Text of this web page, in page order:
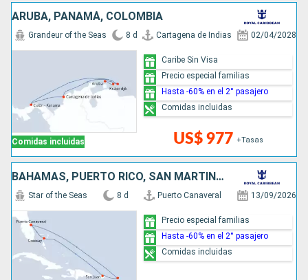
ARUBA, PANAMÁ, COLOMBIA
Comidas incluidas
Grandeur of the Seas 8 d Cartagena de Indias 02/04/2028
US$ 977 +Tasas
Caribe Sin Visa
Precio especial familias
Hasta -60% en el 2° pasajero
Comidas incluidas
BAHAMAS, PUERTO RICO, SAN MARTÍN, ESTADOS UNIDOS
Star of the Seas 8 d Puerto Canaveral 13/09/2026
Precio especial familias
Hasta -60% en el 2° pasajero
Comidas incluidas